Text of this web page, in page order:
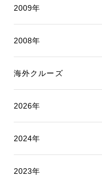
2009年
2008年
海外クルーズ
2026年
2024年
2023年